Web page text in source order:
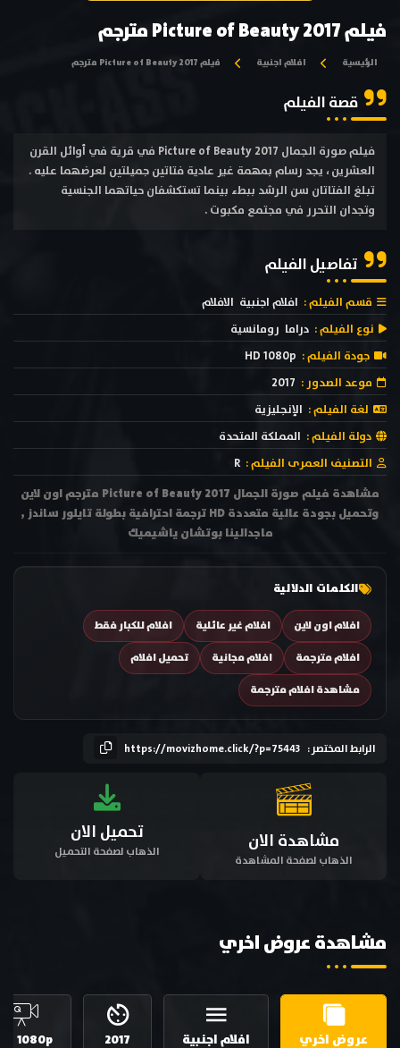
فيلم Picture of Beauty 2017 مترجم
الرئيسية افلام اجنبية فيلم Picture of Beauty 2017 مترجم
قصة الفيلم
فيلم صورة الجمال Picture of Beauty 2017 في قرية في أوائل القرن
العشرين ، يجد رسام بمهمة غير عادية فتاتين جميلتين لعرضهما عليه .
تبلغ الفتاتان سن الرشد ببطء بينما تستكشفان حياتهما الجنسية
وتجدان التحرر في مجتمع مكبوت .
تفاصيل الفيلم
قسم الفيلم : افلام اجنبية الافلام
نوع الفيلم : دراما رومانسية
جودة الفيلم : HD 1080p
موعد الصدور : 2017
لغة الفيلم : الإنجليزية
دولة الفيلم : المملكة المتحدة
التصنيف العمرى الفيلم : R
مشاهدة فيلم صورة الجمال Picture of Beauty 2017 مترجم اون لاين
وتحميل بجودة عالية متعددة HD ترجمة احترافية بطولة تايلور ساندز ,
ماجدالينا بوتشان ياشيميك
الكلمات الدلالية
افلام اون لاين افلام غير عائلية
افلام للكبار فقط
افلام مترجمة
افلام مجانية
تحميل افلام
مشاهدة افلام مترجمة
الرابط المختصر : https://movizhome.click/?p=75443
مشاهدة الان
الذهاب لصفحة المشاهدة
تحميل الان
الذهاب لصفحة التحميل
مشاهدة عروض اخري
عروض اخري افلام اجنبية 2017
1080p